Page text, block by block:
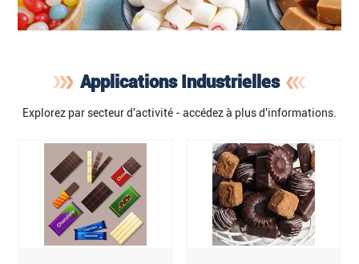
Applications Industrielles
Explorez par secteur d'activité - accédez à plus d'informations.